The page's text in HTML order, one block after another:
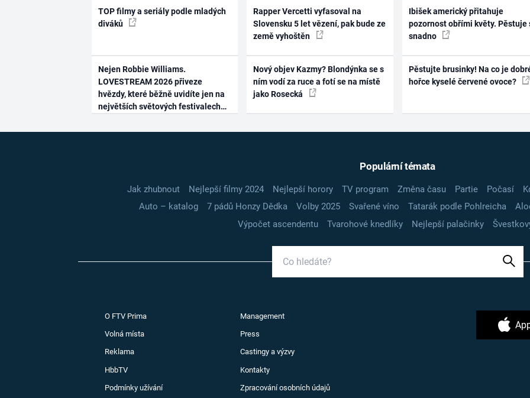
TOP filmy a seriály podle mladých
diváků
Nejen Robbie Williams.
LOVESTREAM 2026 přiveze
hvězdy, které běžně uvidíte jen na
největších světových festivalech
Rapper Vercetti vyfasoval na
Slovensku 5 let vězení, pak bude ze
země vyhoštěn
Nový objev Kazmy? Blondýnka se s
ním vodí za ruce a fotí se na místě
jako Rosecká
Ibišek americký přitahuje
pozornost obřími květy. Pěstuje
snadno
Pěstujte brusinky! Na co je
hořce kyselé červené ovoce?
Populární témata
Jak zhubnout Nejlepší filmy 2024 Nejlepší horory TV program Změna času Partie Počasí
Auto – katalog
7 pádů Honzy Dědka Volby 2025 Svařené víno Tatarák podle Pohlreicha
Výpočet ascendentu
Tvarohové knedlíky Nejlepší palačinky
O FTV Prima Management
Volná místa Press
Reklama Castingy a výzvy
HbbTV Kontakty
Podmínky užívání Zpracování osobních údajů